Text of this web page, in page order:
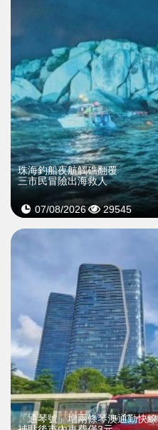
珠海釣船夜航觸礁翻覆
三市民冒險出海救人
07/08/2026 29545
「通琴號」增兩條琴澳通勤快線